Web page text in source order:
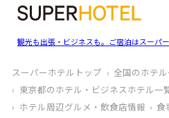
観光も出張・ビジネスも。ご宿泊はスーパ
スーパーホテルトップ 全国のホテ
東京都のホテル・ビジネスホテル一
ホテル周辺グルメ‧飲食店情報
食